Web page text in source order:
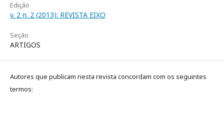
Edição
v. 2 n. 2 (2013): REVISTA EIXO
Seção
ARTIGOS
Autores que publicam nesta revista concordam com os seguintes
termos: